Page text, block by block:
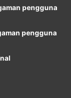
pengguna
pengguna